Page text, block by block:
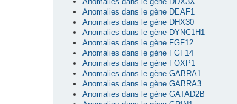
Anomalies dans le gène DEAF1
Anomalies dans le gène DHX30
Anomalies dans le gène DYNC1H1
Anomalies dans le gène FGF12
Anomalies dans le gène FGF14
Anomalies dans le gène FOXP1
Anomalies dans le gène GABRA1
Anomalies dans le gène GABRA3
Anomalies dans le gène GATAD2B